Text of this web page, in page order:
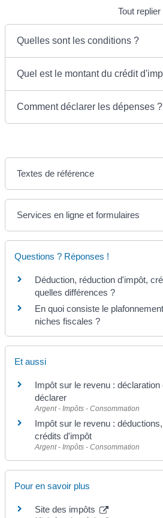
Tout replier
Quelles sont les conditions ?
Quel est le montant du crédit
Comment déclarer les dépenses ?
Textes de référence
Services en ligne et formulaires
Questions ? Réponses !
Déduction, réduction d'impôt,
quelles différences ?
En quoi consiste le
niches fiscales ?
Et aussi
Impôt sur le revenu :
déclarer
Argent - Impôts - Consommation
Impôt sur le revenu :
crédits d'impôt
Argent - Impôts - Consommation
Pour en savoir plus
Site des impôts